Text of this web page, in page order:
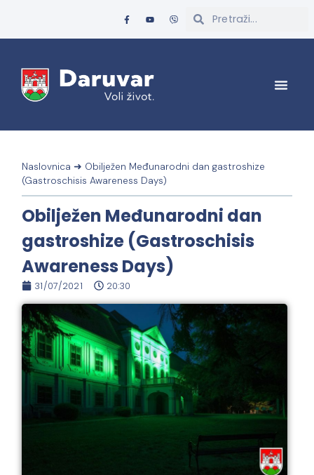
Naslovnica ➜ Obilježen Međunarodni dan gastroshize
(Gastroschisis Awareness Days)
Obilježen Međunarodni dan
gastroshize (Gastroschisis
Awareness Days)
31/07/2021 20:30